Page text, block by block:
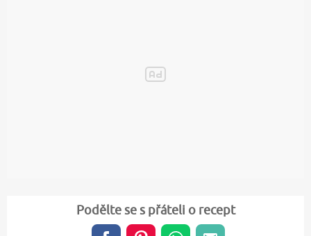
Podělte se s přáteli o recept